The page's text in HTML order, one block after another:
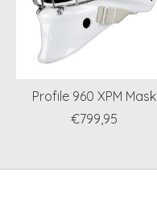
Profile 960 XPM Mask
€799,95